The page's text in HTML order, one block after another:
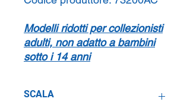
Modelli ridotti per collezionisti
adulti, non adatto a bambini
sotto i 14 anni
SCALA